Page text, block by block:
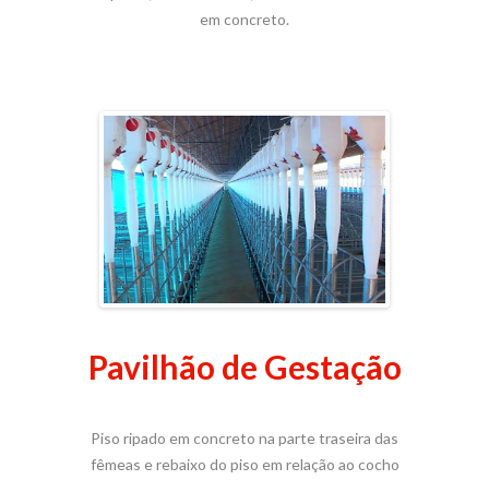
em concreto.
Pavilhão de Gestação
Piso ripado em concreto na parte traseira das
fêmeas e rebaixo do piso em relação ao cocho